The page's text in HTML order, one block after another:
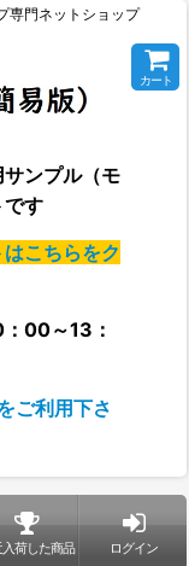
専門ネットショップ
ンプル（モ
です
こちらをク
00～13：
ご利用下さ
カート
荷した商品 ログイン